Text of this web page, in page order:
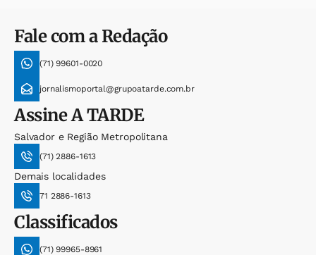
Fale com a Redação
(71) 99601-0020
jornalismoportal@grupoatarde.com.br
AssineA TARDE
Salvador e Região Metropolitana
(71) 2886-1613
Demais localidades
71 2886-1613
Classificados
(71) 99965-8961